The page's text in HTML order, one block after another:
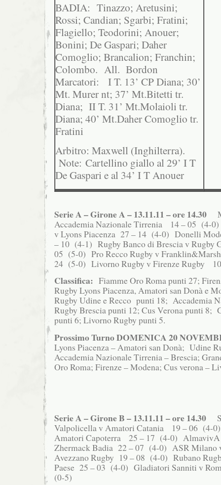
BADIA: Tinazzo; Aretusini;
Rossi; Candian; Sgarbi; Fratini;
Flagiello; Teodorini; Anouer;
Bonini; De Gaspari; Daher
Comoglio; Brancalion; Franchin;
Colombo. All. Bordon
Marcatori: I T. 13’ CP Diana; 30’
Mt. Murer nt; 37’ Mt.Bitetti tr.
Diana; II T. 31’ Mt.Molaioli tr.
Diana; 40’ Mt.Daher Comoglio tr.
Fratini
Arbitro: Maxwell (Inghilterra).
Note: Cartellino giallo al 29’ I T
De Gaspari e al 34’ I T Anouer
Serie A – Girone A – 13.11.11 – ore 14.30
Accademia Nazionale Tirrenia 14 – 05 (4-
v Lyons Piacenza 27 – 14 (4-0) Donelli
– 10 (4-1) Rugby Banco di Brescia v Rugby
05 (5-0) Pro Recco Rugby v
24 (5-0) Livorno Rugby v Firenze Rugby
Classifica: Fiamme Oro Roma punti 27;
Rugby Lyons Piacenza, Amatori san Donà e
Rugby Udine e Recco punti 18; Accademia
Rugby Brescia punti 12; Cus Verona punti 8;
punti 6; Livorno Rugby punti 5.
Prossimo Turno DOMENICA 20
Lyons Piacenza – Amatori san Donà; Udine
Accademia Nazionale Tirrenia – Brescia;
Oro Roma; Firenze – Modena; Cus verona –
Serie A – Girone B – 13.11.11 – ore 14.30
Valpolicella v Amatori Catania 19 – 06 (4-
Amatori Capoterra 25 – 17 (4-0) AlmavivA
Zhermack Badia 22 – 07 (4-0) ASR Milano
Avezzano Rugby 19 – 08 (4-0) Rubano
Paese 25 – 03 (4-0) Gladiatori Sanniti v
(0-5)